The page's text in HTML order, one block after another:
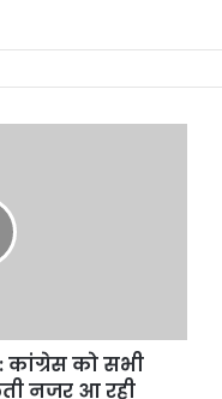
कांग्रेस को सभी
नजर आ रही